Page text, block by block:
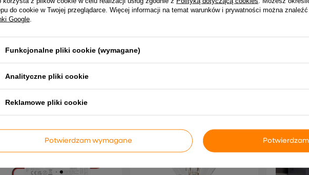
DIN 5w1 RGB/RGBW/RGB+CCT
over Thread
24V IP20
do cookie w Twojej przeglądarce. Więcej informacji na temat warunków i prywatności można
Google
Funkcjonalne pliki cookie (wymagane)
Analityczne pliki cookie
Reklamowe pliki cookie
Potwierdzam wymagane